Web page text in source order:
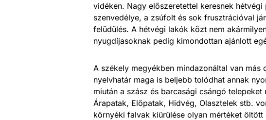
vidéken. Nagy előszeretettel keresnek
szenvedélye, a zsúfolt és sok frusztrációval
felüdülés. A hétvégi lakók közt nem
nyugdíjasoknak pedig kimondottan ajánlott
A székely megyékben mindazonáltal van
nyelvhatár maga is beljebb tolódhat annak
miután a szász és barcasági csángó
Árapatak, Előpatak, Hidvég, Olasztelek stb.
környéki falvak kiürülése olyan mértéket